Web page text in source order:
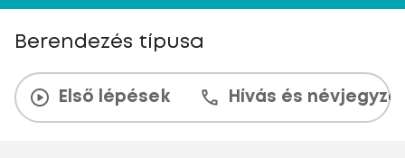
Berendezés típusa
Első lépések Hívás és